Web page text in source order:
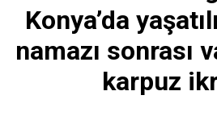
Konya’da
namazı sonrası
karpuz